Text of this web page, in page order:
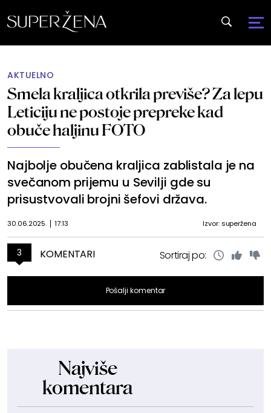
AKTUELNO
Smela kraljica otkrila previše? Za lepu
Leticiju ne postoje prepreke kad
obuče haljinu FOTO
Najbolje obučena kraljica zablistala je na
svečanom prijemu u Sevilji gde su
prisustvovali brojni šefovi država.
30.06.2025. 17:13 Izvor: superžena
3 KOMENTARI Sortiraj po:
Pošalji komentar
Najviše
komentara